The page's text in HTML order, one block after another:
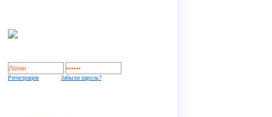
Регистрация Забыли пароль?